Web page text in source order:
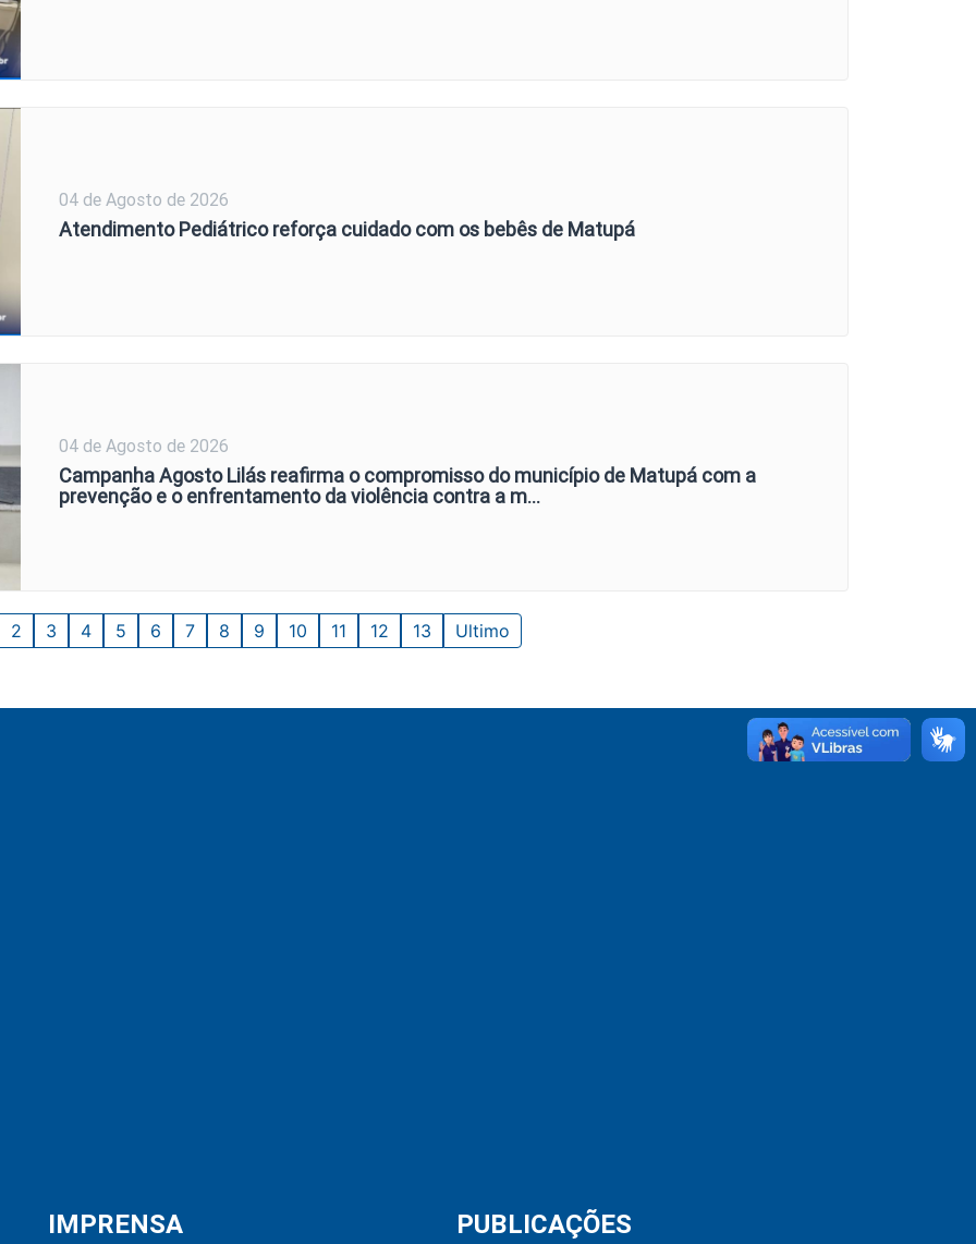
04 de Agosto de 2026
Atendimento Pediátrico reforça cuidado com os bebês de Matupá
04 de Agosto de 2026
Campanha Agosto Lilás reafirma o compromisso do município de Matupá com a
prevenção e o enfrentamento da violência contra a m…
2 3 4 5 6 7 8 9 10 11 12 13 Ultimo
IMPRENSA PUBLICAÇÕES